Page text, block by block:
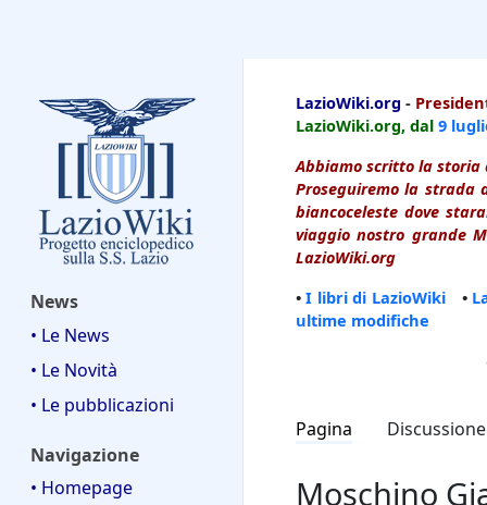
News
• Le News
• Le Novità
• Le pubblicazioni
Navigazione
• Homepage
LazioWiki.org -
LazioWiki.org, dal 9
Abbiamo scritto la
Proseguiremo la strada
biancoceleste dove
viaggio nostro grande
LazioWiki.org
•I libri di LazioWiki•
ultime modifiche
Pagina Discussione
Moschino